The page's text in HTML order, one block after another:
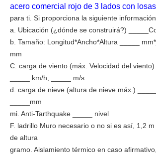
acero comercial rojo de 3 lados con
para ti. Si proporciona la siguiente información
a.
Ubicación (¿dónde se construirá?)
b. Tamaño: Longitud*Ancho*Altura _____
mm
C. carga de viento (máx. Velocidad del viento)
_____ km/h, _____ m/s
d. carga de nieve (altura de nieve máx.)
_____mm
mi. Anti-Tarthquake _____ nivel
F. ladrillo Muro necesario o no si es así, 1,2
de altura
gramo. Aislamiento térmico en caso